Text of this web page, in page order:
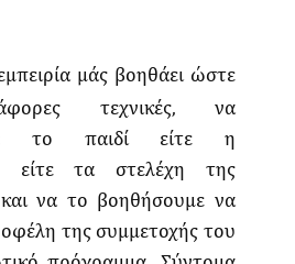
μάς βοηθάει ώστε
τεχνικές, να
το παιδί είτε η
τα στελέχη της
να το βοηθήσουμε να
της συμμετοχής του